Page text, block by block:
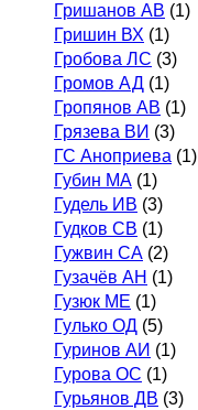
Гришанов АВ (1)
Гришин ВХ (1)
Гробова ЛС (3)
Громов АД (1)
Гропянов АВ (1)
Грязева ВИ (3)
ГС Аноприева (1)
Губин МА (1)
Гудель ИВ (3)
Гудков СВ (1)
Гужвин СА (2)
Гузачёв АН (1)
Гузюк МЕ (1)
Гулько ОД (5)
Гуринов АИ (1)
Гурова ОС (1)
Гурьянов ДВ (3)